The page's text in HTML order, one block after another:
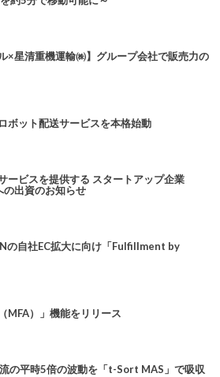
×星清重機運輸㈱】グループ会社で販売力の
ボット配送サービスを本格始動
ービスを提供する スタートアップ企業
の出資のお知らせ
の自社EC拡大に向け「Fulfillment by
MFA）」機能をリリース
の平時5倍の波動を「t-Sort MAS」で吸収